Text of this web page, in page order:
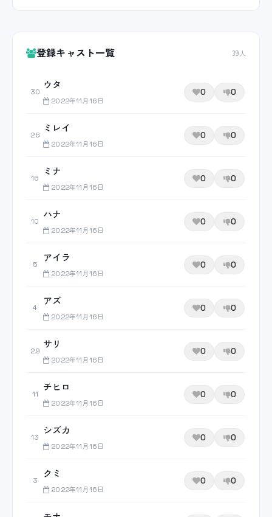
登録キャスト一覧 39人
30
ウタ
2022年11月16日
0 0
26
ミレイ
2022年11月16日
0 0
16
ミナ
2022年11月16日
0 0
10
ハナ
2022年11月16日
0 0
5
アイラ
2022年11月16日
0 0
4
アズ
2022年11月16日
0 0
29
サリ
2022年11月16日
0 0
11
チヒロ
2022年11月16日
0 0
13
シズカ
2022年11月16日
0 0
3
クミ
2022年11月16日
0 0